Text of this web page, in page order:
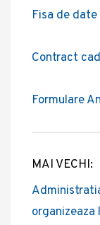
Fisa de
Contract
Formulare
Post
MAI VECHI: